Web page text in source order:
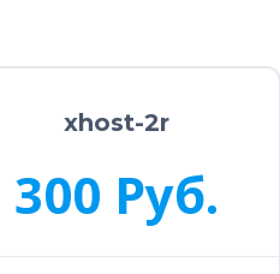
xhost-2r
300 Руб.